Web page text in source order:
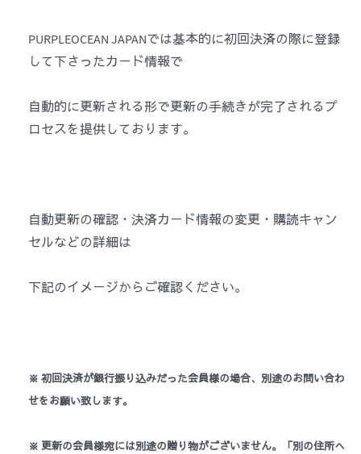
PURPLEOCEAN JAPANでは基本的に初回決済の際に登録
して下さったカード情報で
自動的に更新される形で更新の手続きが完了されるプ
ロセスを提供しております。
自動更新の確認・決済カード情報の変更・購読キャン
セルなどの詳細は
下記のイメージからご確認ください。
※ 初回決済が銀行振り込みだった会員様の場合、別途のお問い合わ
せをお願い致します。
※ 更新の会員様宛には別途の贈り物がございません。「別の住所へ